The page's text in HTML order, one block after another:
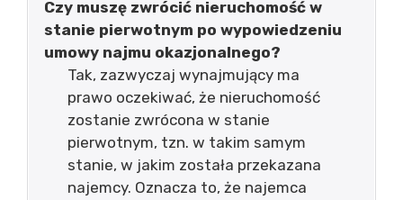
Czy muszę zwrócić nieruchomość w
stanie pierwotnym po wypowiedzeniu
umowy najmu okazjonalnego?
Tak, zazwyczaj wynajmujący ma
prawo oczekiwać, że nieruchomość
zostanie zwrócona w stanie
pierwotnym, tzn. w takim samym
stanie, w jakim została przekazana
najemcy. Oznacza to, że najemca